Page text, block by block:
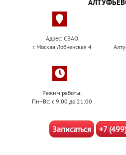
Адрес: СВАО
г. Москва Лобненская 4
Режим работы:
Пн–Вс: с 9:00 до 21:00
Записаться +7